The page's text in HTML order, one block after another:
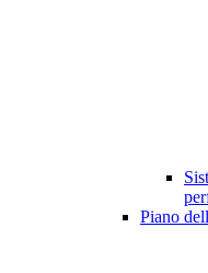
Piano